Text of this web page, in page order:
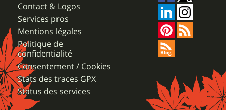
Contact & Logos
Services pros
Mentions légales
Politique de
confidentialité
Consentement / Cookies
Stats des traces GPX
Status des services